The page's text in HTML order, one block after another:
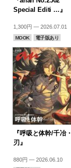
Special Editi …』
1,300円 — 2026.07.01
MOOK 電子版あり
『呼吸と体幹/千冶・
刃』
880円 — 2026.06.10